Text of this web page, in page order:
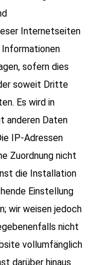
Internetseiten
Informationen
sofern dies
soweit Dritte
Es wird in
anderen Daten
IP-Adressen
Zuordnung nicht
die Installation
Einstellung
wir weisen jedoch
nicht
vollumfänglich
darüber hinaus